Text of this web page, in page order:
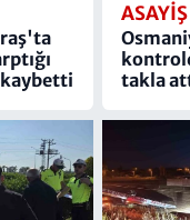
kaybetti
ASAYIŞ
takla